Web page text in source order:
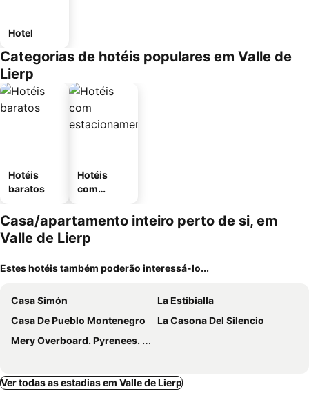
Hotel
Categorias de hotéis populares em Valle de
Lierp
Hotéis
baratos
Hotéis
com
mento
Casa/apartamento inteiro perto de si, em
Valle de Lierp
Estes hotéis também poderão interessá-lo...
Casa Simón
La Estibialla
Casa De Pueblo Montenegro
La Casona Del Silencio
Mery Overboard. Pyrenees. In Charo, 15 Minutes From Ainsa. Pets.
Ver todas as estadias em Valle de Lierp